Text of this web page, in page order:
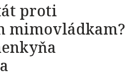
proti
mimovládkam?